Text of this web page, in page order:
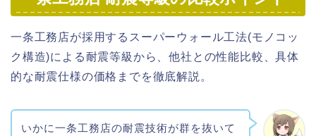
一条工務店が採用するスーパーウォール工法(モノコッ
ク構造)による耐震等級から、他社との性能比較、具体
的な耐震仕様の価格までを徹底解説。
いかに一条工務店の耐震技術が群を抜いて